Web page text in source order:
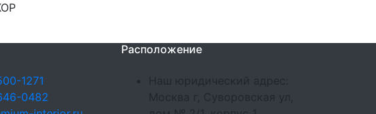
1271
0482
Расположение
Наш юридический адрес:
Москва г, Суворовская ул,